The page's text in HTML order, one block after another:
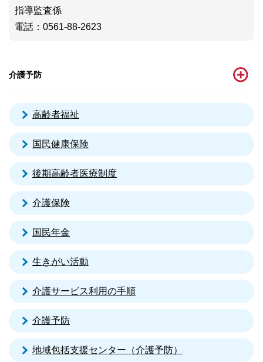
指導監査係
電話 ：0561-88-2623
介護予防
高齢者福祉
国民健康保険
後期高齢者医療制度
介護保険
国民年金
生きがい活動
介護サービス利用の手順
介護予防
地域包括支援センター（介護予防）